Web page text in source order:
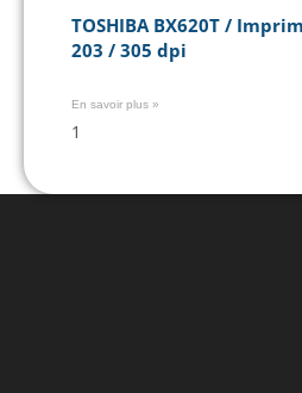
TOSHIBA BX620T /
203 / 305 dpi
En savoir plus »